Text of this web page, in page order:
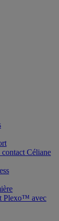
Céliane
Plexo™ avec